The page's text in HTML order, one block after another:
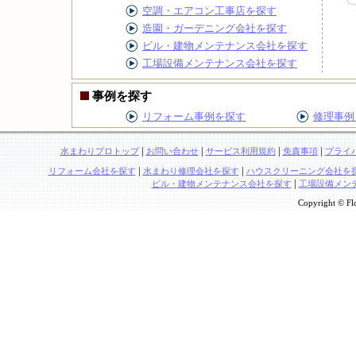
空調・エアコン工事店を探す
造園・ガーデニング会社を探す
ビル・建物メンテナンス会社を探す
工場設備メンテナンス会社を探す
事例を探す
リフォーム事例を探す 修理事
水まわりプロトップ| お問い合わせ| サービス利用規約| 免責事項| プライ
リフォーム会社を探す | 水まわり修理会社を探す | ハウスクリーニング会社を
ビル・建物メンテナンス会社を探す| 工場設備メン
Copyright ©